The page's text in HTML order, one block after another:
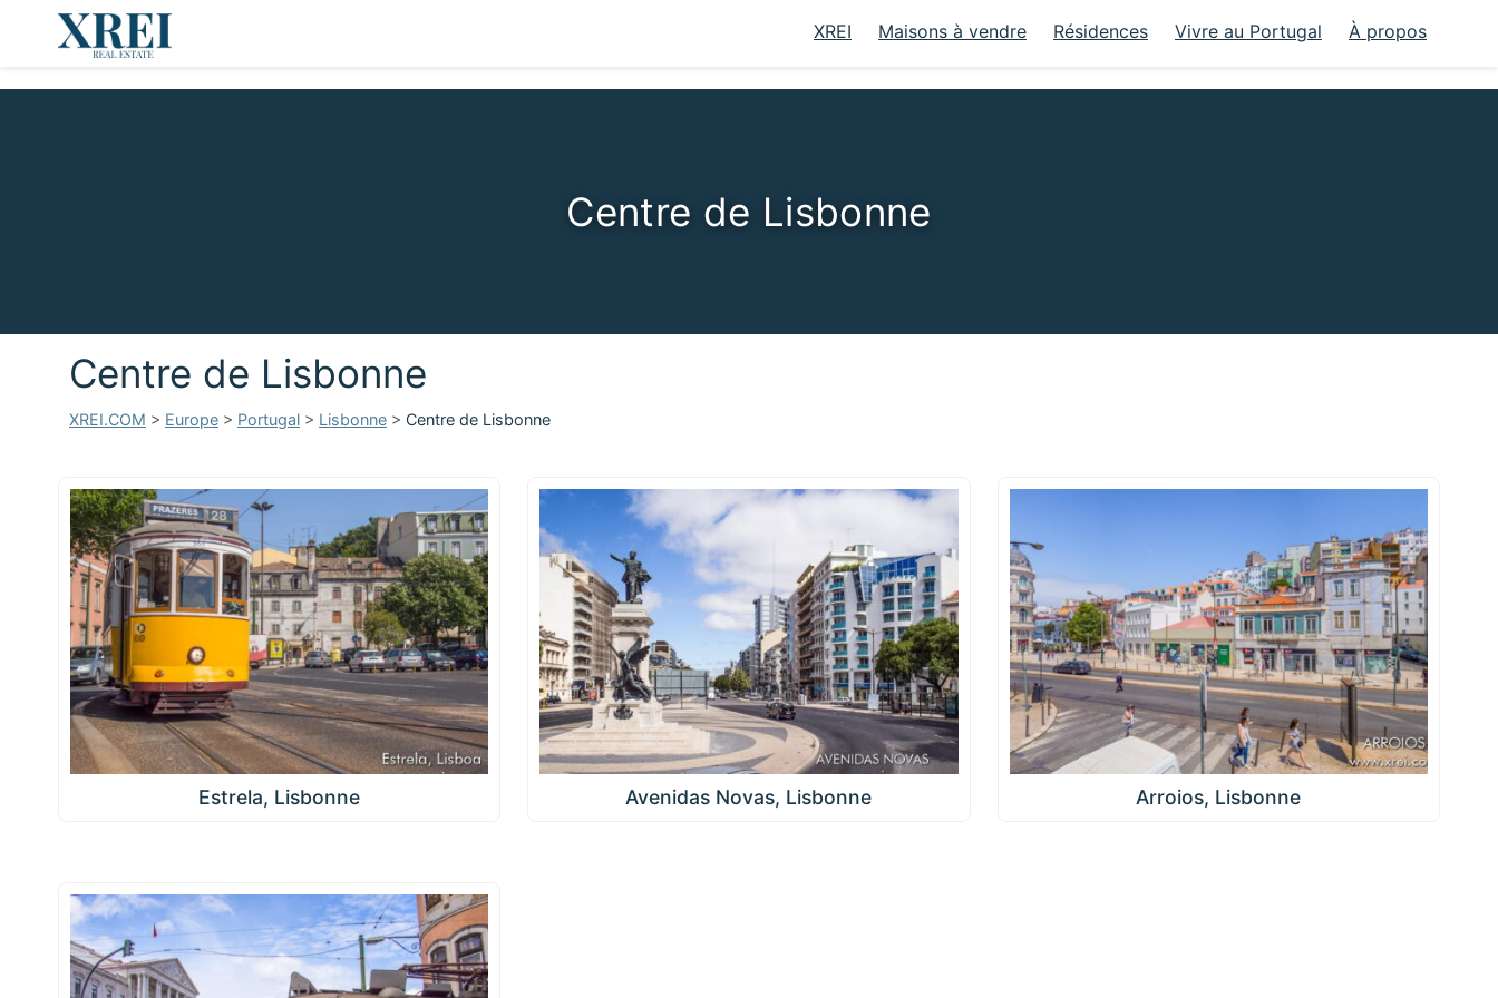
XREI Maisons à vendre Résidences Vivre au Portugal À propos
Centre de Lisbonne
Centre de Lisbonne
XREI.COM > Europe > Portugal > Lisbonne > Centre de Lisbonne
Estrela, Lisbonne Avenidas Novas, Lisbonne Arroios, Lisbonne